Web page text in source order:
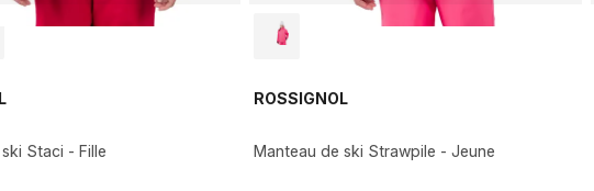
Staci - Fille
ROSSIGNOL
Manteau de ski Strawpile - Jeune